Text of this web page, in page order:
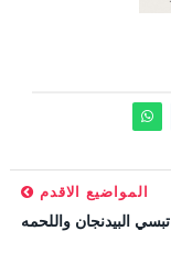
المواضيع الاقدم
تبسي البيدنجان واللحمه